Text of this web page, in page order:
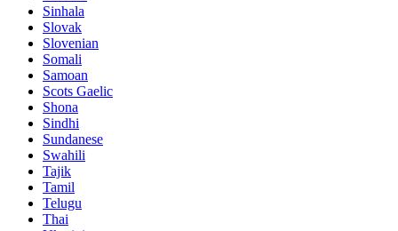
Sinhala
Slovak
Slovenian
Somali
Samoan
Scots Gaelic
Shona
Sindhi
Sundanese
Swahili
Tajik
Tamil
Telugu
Thai